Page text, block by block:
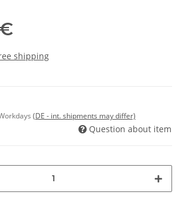
shipping
(DE - int. shipments may differ)
Question about item